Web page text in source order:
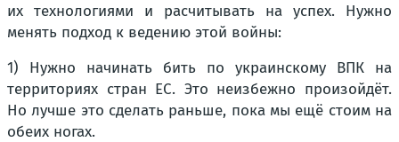
их технологиями и расчитывать на успех. Нужно
менять подход к ведению этой войны:
1) Нужно начинать бить по украинскому ВПК на
территориях стран ЕС. Это неизбежно произойдёт.
Но лучше это сделать раньше, пока мы ещё стоим на
обеих ногах.